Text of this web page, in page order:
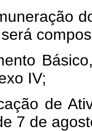
Básico,
IV;
de
7 de